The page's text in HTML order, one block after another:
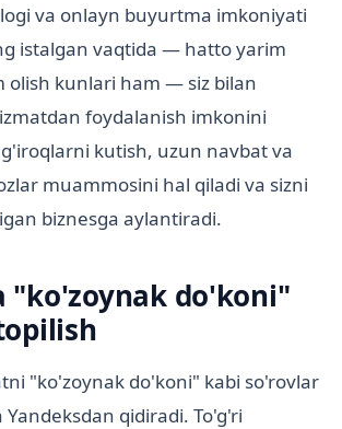
va onlayn buyurtma imkoniyati
istalgan vaqtida — hatto yarim
olish kunlari ham — siz bilan
foydalanish imkonini
kutish, uzun navbat va
muammosini hal qiladi va sizni
biznesga aylantiradi.
"ko'zoynak do'koni"
"ko'zoynak do'koni" kabi so'rovlar
Yandeksdan qidiradi. To'g'ri